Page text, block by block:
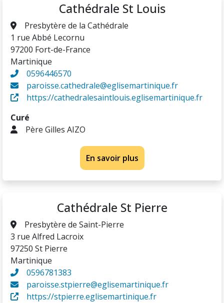
Cathédrale St Louis
Presbytère de la Cathédrale
1 rue Abbé Lecornu
97200 Fort-de-France
Martinique
0596446570
paroisse.cathedrale@eglisemartinique.fr
https://cathedralesaintlouis.eglisemartinique.fr
Curé
Père Gilles AIZO
En savoir plus
Cathédrale St Pierre
Presbytère de Saint-Pierre
3 rue Alfred Lacroix
97250 St Pierre
Martinique
0596781383
paroisse.stpierre@eglisemartinique.fr
https://stpierre.eglisemartinique.fr